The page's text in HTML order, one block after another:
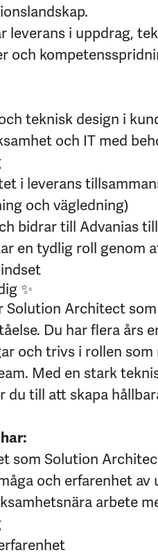
leverans i uppdrag,
och
teknisk design i
och IT med
i leverans
och vägledning)
bidrar till Advanias
en tydlig roll genom
✨
Solution Architect
Du har flera års
och trivs i rollen
Med en stark
du till att skapa
som Solution
och erfarenhet av
arbete